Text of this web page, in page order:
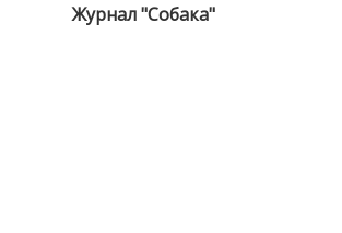
Журнал "Собака"